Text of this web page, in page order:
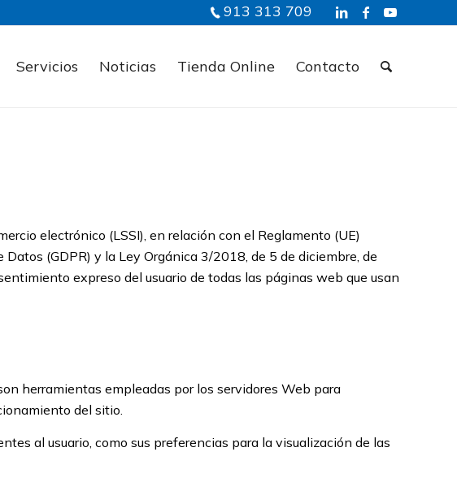
913 313 709
Servicios Noticias Tienda Online Contacto
electrónico (LSSI), en relación con el Reglamento (UE)
(GDPR) y la Ley Orgánica 3/2018, de 5 de diciembre, de
expreso del usuario de todas las páginas web que usan
herramientas empleadas por los servidores Web para
del sitio.
al usuario, como sus preferencias para la visualización de las